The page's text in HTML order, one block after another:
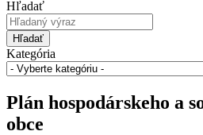
Hľadať
Hľadať
Kategória
Plán hospodárskeho a
obce